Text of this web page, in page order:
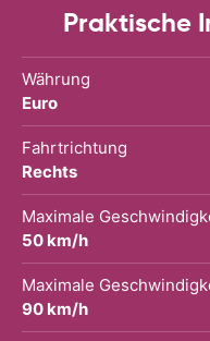
Praktische
Währung
Euro
Fahrtrichtung
Rechts
Maximale
50 km/h
Maximale
90 km/h